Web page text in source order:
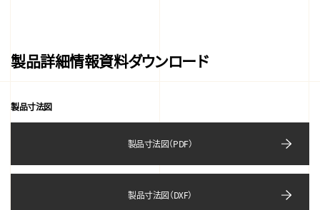
製品詳細情報資料ダウンロード
製品寸法図
製品寸法図（PDF）
製品寸法図（DXF）